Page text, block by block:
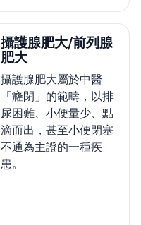
攝護腺肥大/前列腺
肥大
攝護腺肥大屬於中醫
「癃閉」的範疇，以排
尿困難、小便量少、點
滴而出，甚至小便閉塞
不通為主證的一種疾
患。